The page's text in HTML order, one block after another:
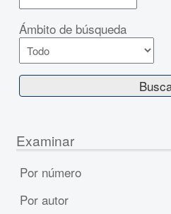
Ámbito de búsqueda
Examinar
Por número
Por autor